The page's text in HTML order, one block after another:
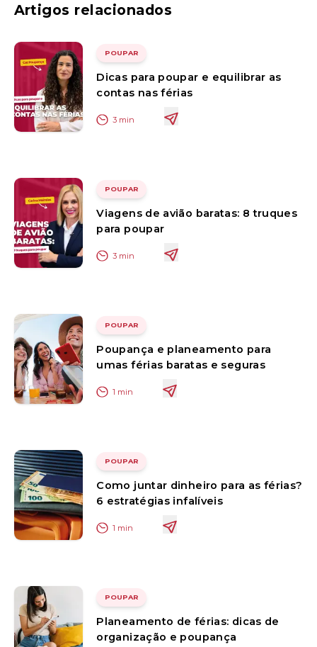
Artigos relacionados
POUPAR
Dicas para poupar e equilibrar as
contas nas férias
3 min
POUPAR
Viagens de avião baratas: 8 truques
para poupar
3 min
POUPAR
Poupança e planeamento para
umas férias baratas e seguras
1 min
POUPAR
Como juntar dinheiro para as férias?
6 estratégias infalíveis
1 min
POUPAR
Planeamento de férias: dicas de
organização e poupança